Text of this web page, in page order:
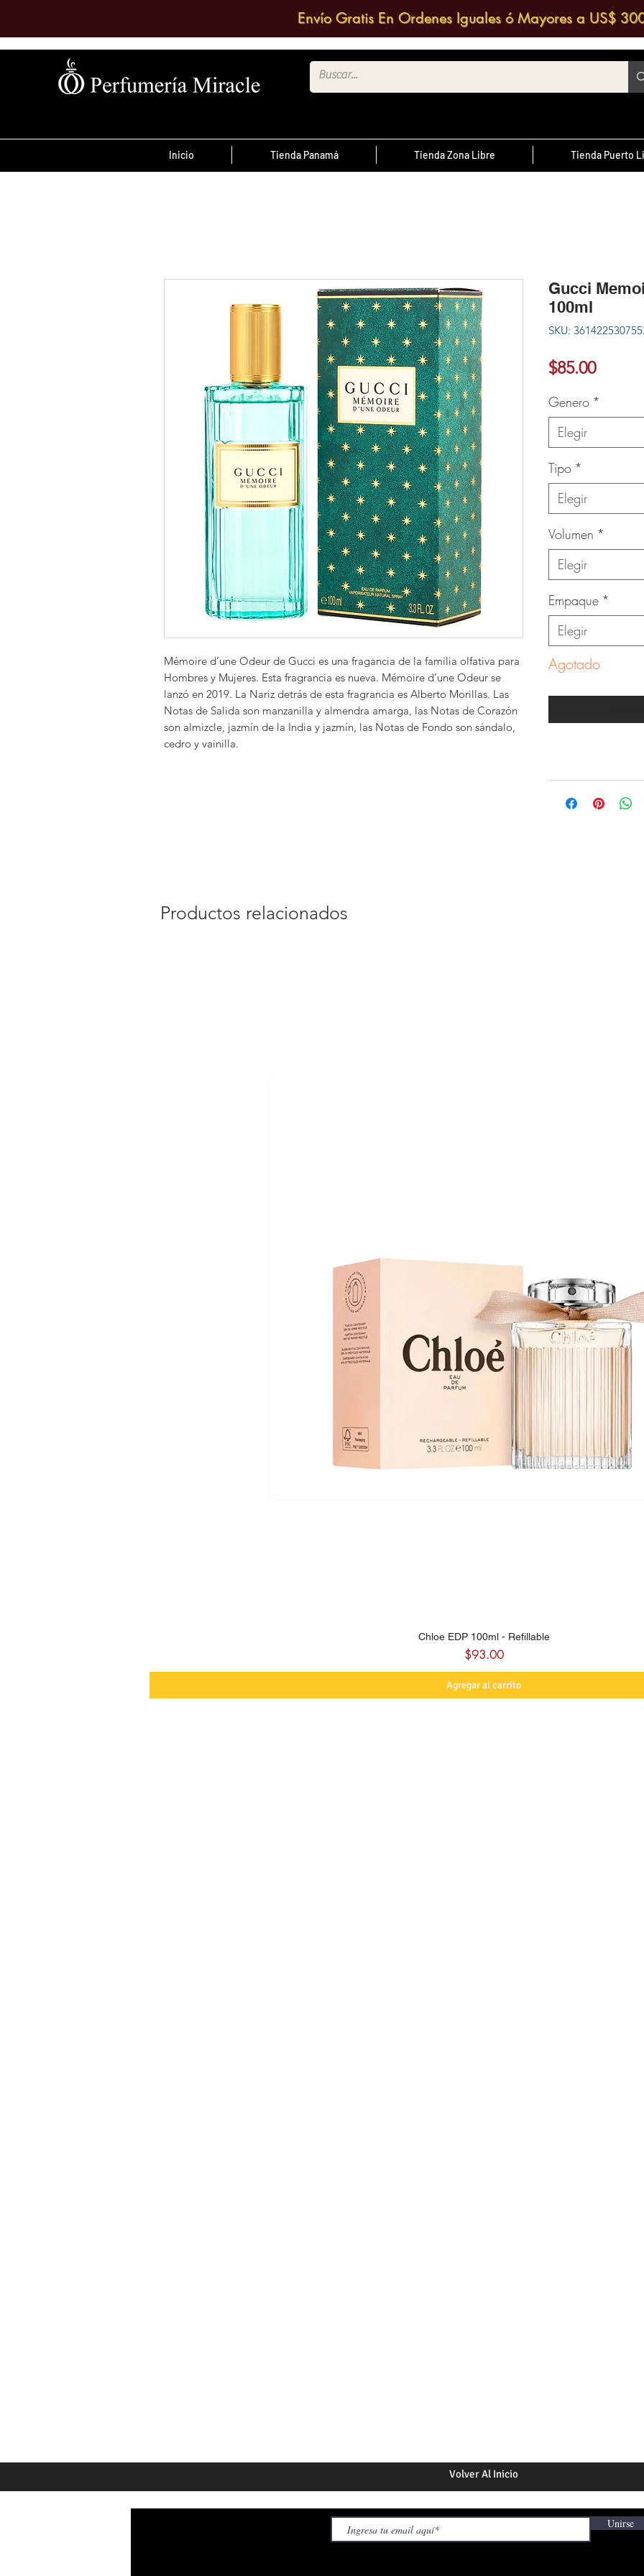
Envío Gratis En Ordenes Iguales ó Mayores a US$
Inicio Tienda Panamá Tienda Zona Libre Tienda Puerto
se envían al día siguiente.
Debe comentar en el pedido a que sucursal
quiere enviarlo o escribirnos a
cotización?
Ver más
Mémoire d’une Odeur de Gucci es una fragancia de la familia olfativa para
Hombres y Mujeres. Esta fragrancia es nueva. Mémoire d’une Odeur se
lanzó en 2019. La Nariz detrás de esta fragrancia es Alberto Morillas. Las
Notas de Salida son manzanilla y almendra amarga, las Notas de Corazón
son almizcle, jazmín de la India y jazmín, las Notas de Fondo son sándalo,
cedro y vainilla.
Gucci
100ml
SKU:
$85.00Precio
Genero *
Elegir
Tipo *
Elegir
Volumen *
Elegir
Empaque *
Elegir
Agotado
Productos relacionados
Chloe EDP 100ml - Refillable
Precio
$93.00
Agregar al carrito
Volver Al Inicio
Unirse